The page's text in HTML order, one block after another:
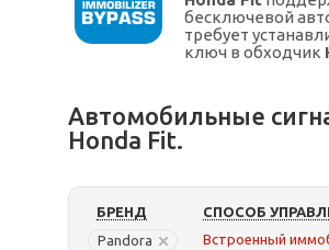
бесключевой
требует
ключ в обходчик
Автомобильные
Honda Fit.
БРЕНД
Pandora
СПОСОБ
Встроенный